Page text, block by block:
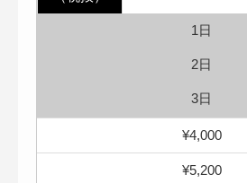
1日
2日
3日
¥4,000
¥5,200